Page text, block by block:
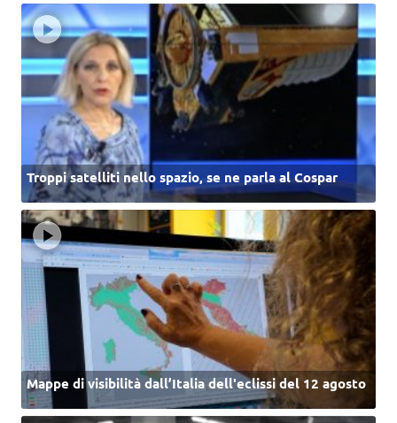
Troppi satelliti nello spazio, se ne parla al Cospar
Mappe di visibilità dall’Italia dell'eclissi del 12 agosto